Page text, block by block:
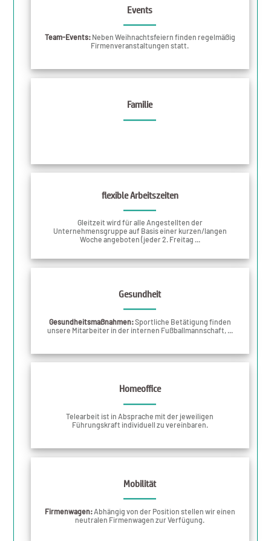
Events
Team-Events:Neben Weihnachtsfeiern finden regelmäßig
Firmenveranstaltungen statt.
Familie
flexible Arbeitszeiten
Gleitzeit wird für alle Angestellten der
Unternehmensgruppe auf Basis einer kurzen/langen
Woche angeboten (jeder 2. Freitag ...
Gesundheit
Gesundheitsmaßnahmen:Sportliche Betätigung finden
unsere Mitarbeiter in der internen Fußballmannschaft, ...
Homeoffice
Telearbeit ist in Absprache mit der jeweiligen
Führungskraft individuell zu vereinbaren.
Mobilität
Firmenwagen:Abhängig von der Position stellen wir einen
neutralen Firmenwagen zur Verfügung.